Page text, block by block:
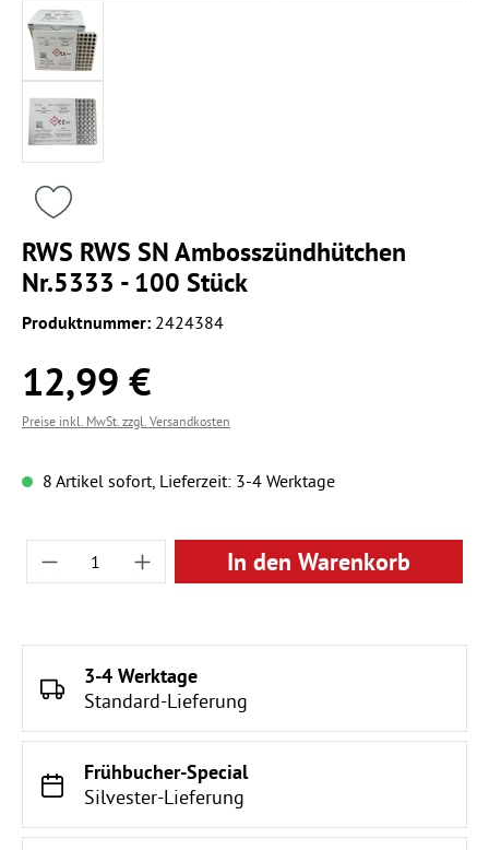
RWS RWS SN Ambosszündhütchen
Nr.5333 - 100 Stück
Produktnummer: 2424384
Regulärer Preis:
12,99 €
Preise inkl. MwSt. zzgl. Versandkosten
8 Artikel sofort, Lieferzeit: 3-4 Werktage
Produkt Anzahl: Gib den gewünschten
In den Warenkorb
3-4 Werktage
Standard-Lieferung
Frühbucher-Special
Silvester-Lieferung